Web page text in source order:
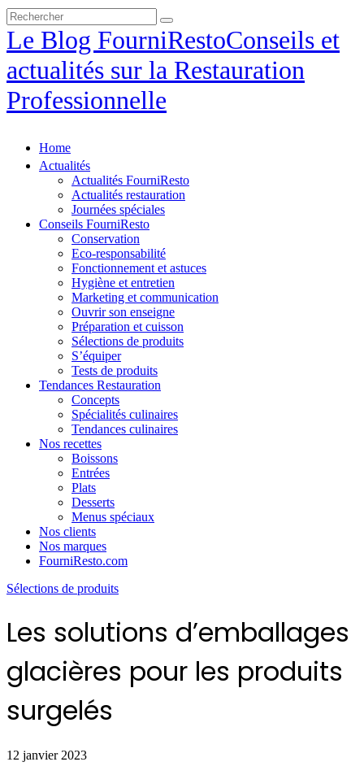
Le Blog FourniRestoConseils et
actualités sur la Restauration
Professionnelle
Home
Actualités
Actualités FourniResto
Actualités restauration
Journées spéciales
Conseils FourniResto
Conservation
Eco-responsabilité
Fonctionnement et astuces
Hygiène et entretien
Marketing et communication
Ouvrir son enseigne
Préparation et cuisson
Sélections de produits
S’équiper
Tests de produits
Tendances Restauration
Concepts
Spécialités culinaires
Tendances culinaires
Nos recettes
Boissons
Entrées
Plats
Desserts
Menus spéciaux
Nos clients
Nos marques
FourniResto.com
Sélections de produits
Les solutions d’emballages
glacières pour les produits
surgelés
12 janvier 2023